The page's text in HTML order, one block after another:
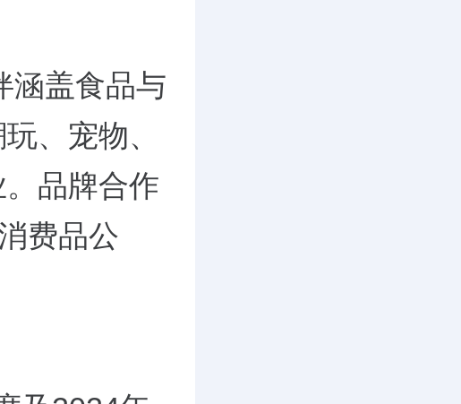
涵盖食品与
、宠物、
品牌合作
费品公